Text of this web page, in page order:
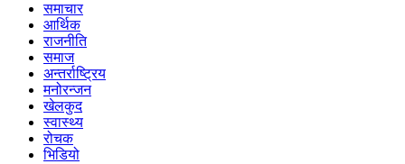
समाचार
आर्थिक
राजनीति
समाज
अन्तर्राष्ट्रिय
मनोरन्जन
खेलकुद
स्वास्थ्य
रोचक
भिडियो